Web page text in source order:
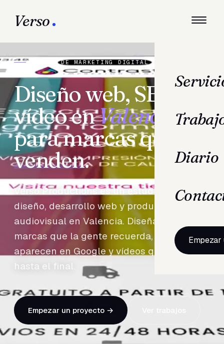
Verso
Diario
AGENCIA DE MARKETING DIGITAL · VALENCIA
Diseño web, SEO y
vídeo enValencia
para marcas que
venden.
Verso Productions es un estudio de
diseño, desarrollo web y producción
audiovisual en Valencia. Diseñamos
marcas que la gente recuerda, webs que
aparecen en Google y vídeos que se ven
hasta el final.
Empezar un proyecto →